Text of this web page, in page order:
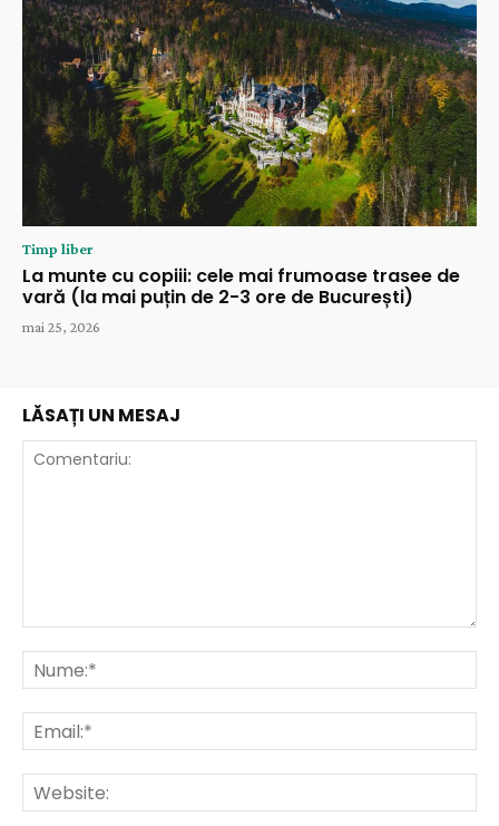
Timp liber
La munte cu copiii: cele mai frumoase trasee de
vară (la mai puțin de 2-3 ore de București)
mai 25, 2026
LĂSAȚI UN MESAJ